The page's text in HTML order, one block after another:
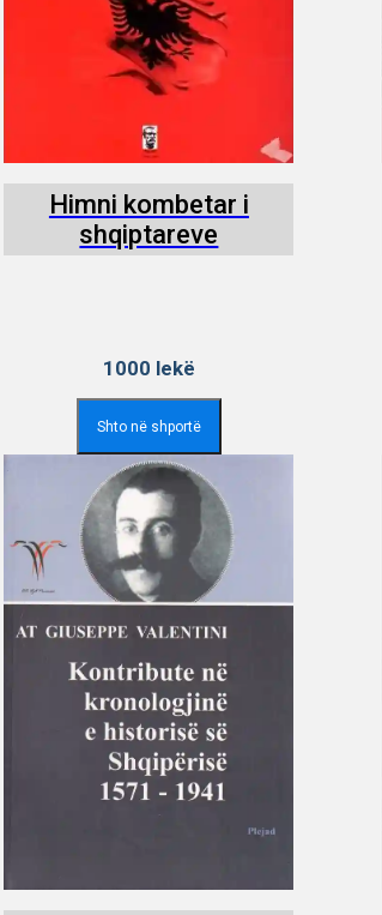
Himni kombetar i
shqiptareve
1000 lekë
Shto në shportë